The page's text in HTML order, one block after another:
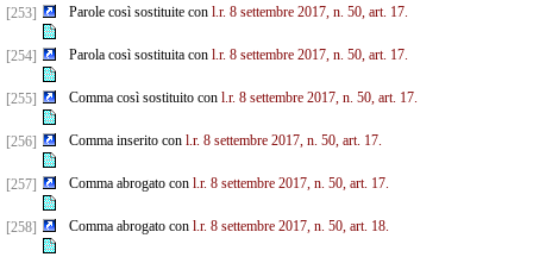
[253] Parole così sostituite con l.r. 8 settembre 2017, n. 50, art. 17.
[254] Parola così sostituita con l.r. 8 settembre 2017, n. 50, art. 17.
[255] Comma così sostituito con l.r. 8 settembre 2017, n. 50, art. 17.
[256] Comma inserito con l.r. 8 settembre 2017, n. 50, art. 17.
[257] Comma abrogato con l.r. 8 settembre 2017, n. 50, art. 17.
[258] Comma abrogato con l.r. 8 settembre 2017, n. 50, art. 18.